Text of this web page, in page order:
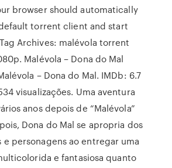
browser should automatically
torrent client and start
Archives: malévola torrent
Malévola – Dona do Mal
– Dona do Mal. IMDb: 6.7
visualizações. Uma aventura
anos depois de “Malévola”
Dona do Mal se apropria dos
e personagens ao entregar uma
e fantasiosa quanto